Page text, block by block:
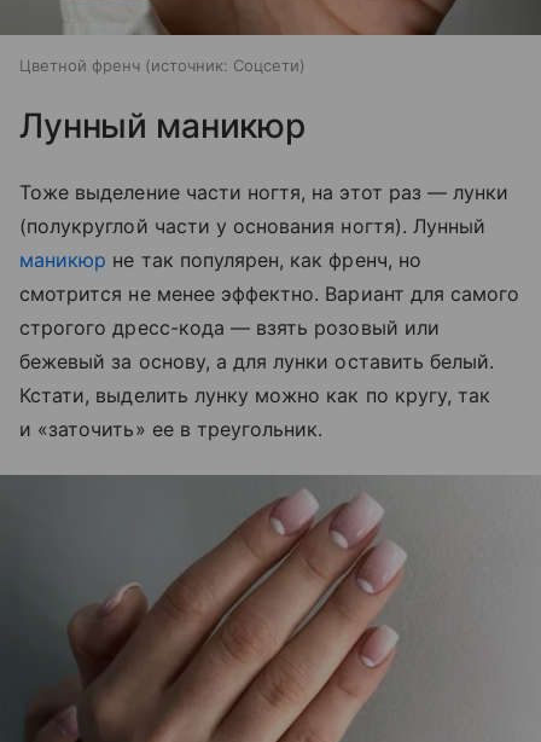
Цветной френч источник: Соцсети
Лунный маникюр
Тоже выделение части ногтя, на этот раз — лунки
(полукруглой части у основания ногтя). Лунный
маникюр не так популярен, как френч, но
смотрится не менее эффектно. Вариант для самого
строгого дресс-кода — взять розовый или
бежевый за основу, а для лунки оставить белый.
Кстати, выделить лунку можно как по кругу, так
и «заточить» ее в треугольник.